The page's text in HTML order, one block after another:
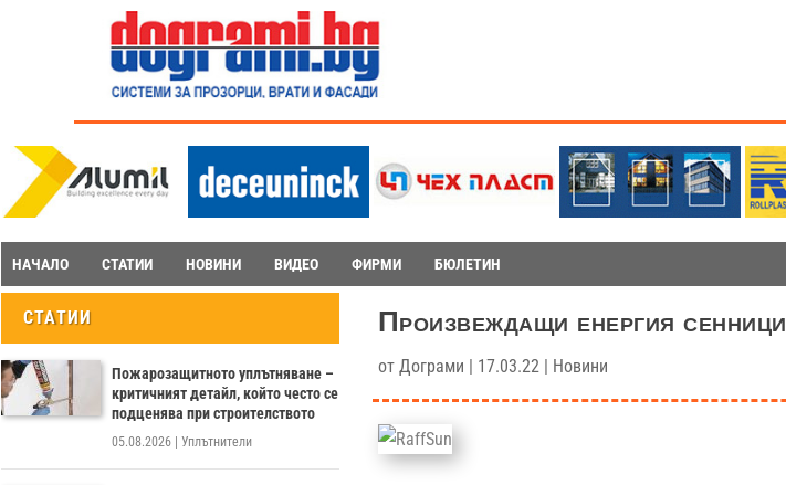
НАЧАЛО СТАТИИ НОВИНИ ВИДЕО ФИРМИ БЮЛЕТИН
СТАТИИ
Пожарозащитното уплътняване –
критичният детайл, който често се
подценява при строителството
05.08.2026 Уплътнители
Произвеждащи енергия сенници
от Дограми | 17.03.22| Новини